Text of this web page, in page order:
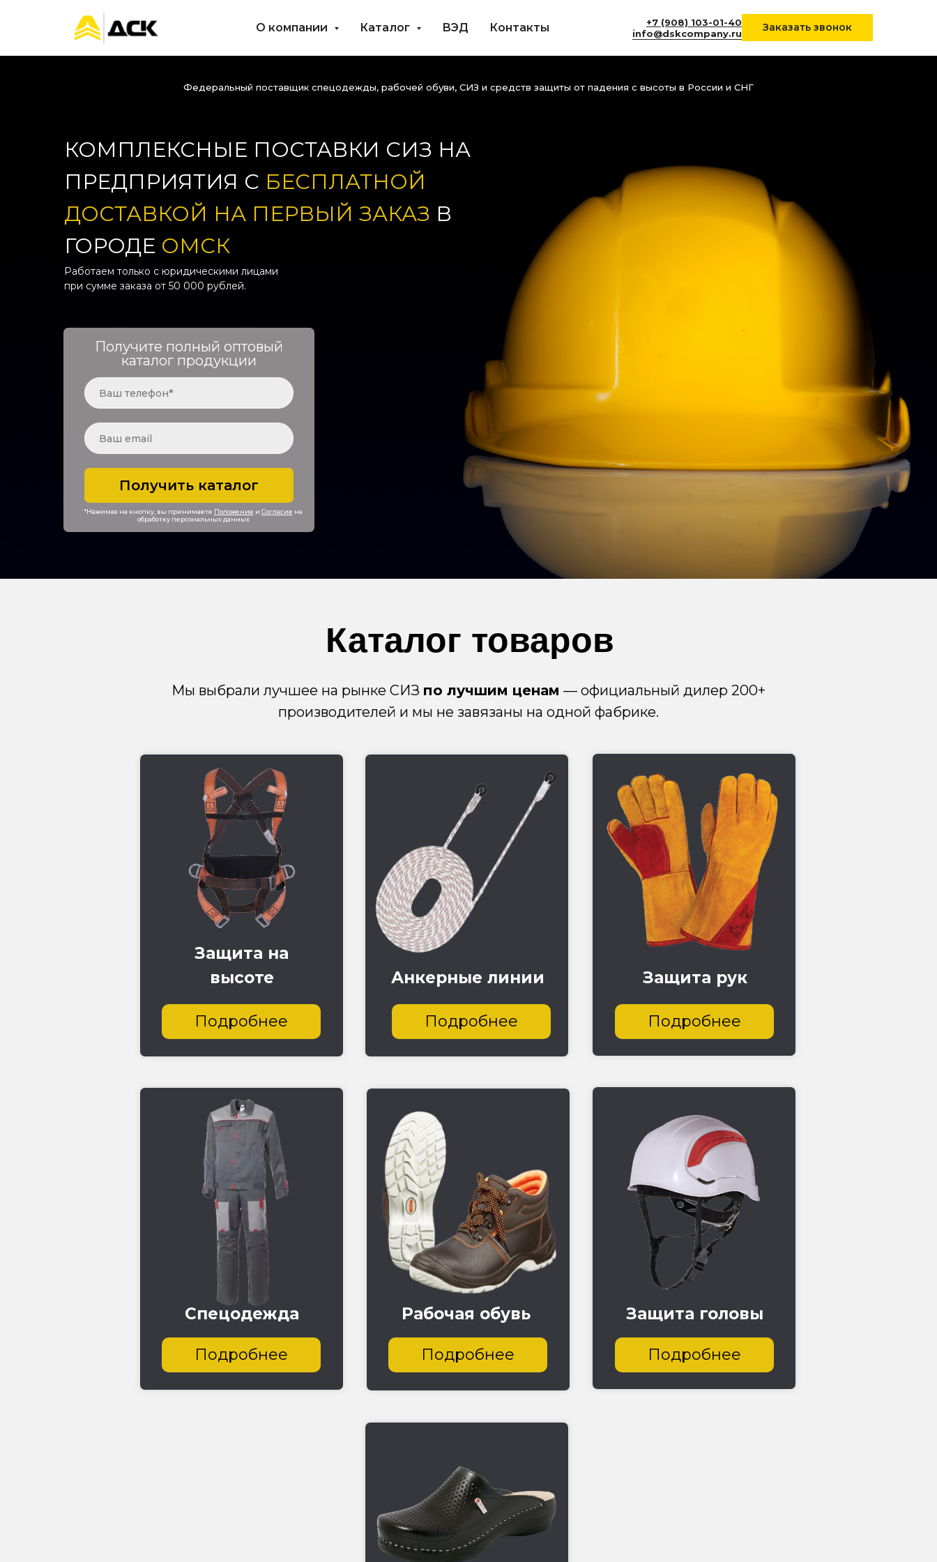
О компании Каталог ВЭД Контакты
+7 (908) 103-01-40
info@dskcompany.ru
Заказать звонок
КОМПЛЕКСНЫЕ ПОСТАВКИ СИЗ НА
ПРЕДПРИЯТИЯ С БЕСПЛАТНОЙ
ДОСТАВКОЙ НА ПЕРВЫЙ ЗАКАЗ В
ГОРОДЕ ОМСК
Федеральный поставщик спецодежды, рабочей обуви, СИЗ и средств защиты от падения с высоты в России и СНГ
Получить каталог
Получите полный оптовый
каталог продукции
Работаем только с юридическими лицами
при сумме заказа от 50 000 рублей.
*Нажимая на кнопку, вы принимаете Положение и Согласие на
обработку персональных данных
Защита на
высоте
Подробнее
Анкерные линии
Подробнее
Каталог товаров
Мы выбрали лучшее на рынке СИЗ по лучшим ценам — официальный дилер 200+
производителей и мы не завязаны на одной фабрике.
Подробнее
Защита рук
Подробнее Подробнее Подробнее
Рабочая обувь Защита головы
Спецодежда